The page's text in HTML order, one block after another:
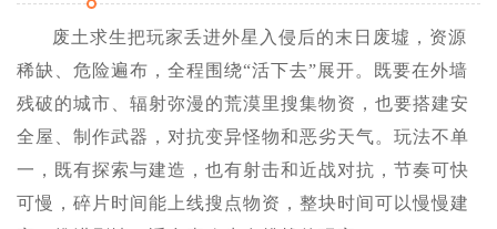
废土求生把玩家丢进外星入侵后的末日废墟，资源
稀缺、危险遍布，全程围绕“活下去”展开。既要在外墙
残破的城市、辐射弥漫的荒漠里搜集物资，也要搭建安
全屋、制作武器，对抗变异怪物和恶劣天气。玩法不单
一，既有探索与建造，也有射击和近战对抗，节奏可快
可慢，碎片时间能上线搜点物资，整块时间可以慢慢建